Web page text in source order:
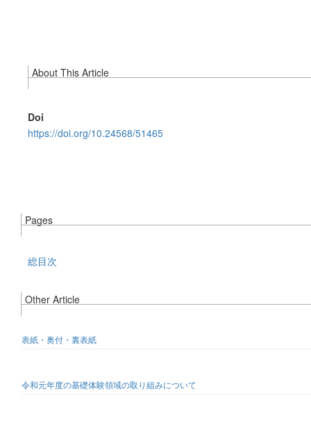
About This Article
Doi
https://doi.org/10.24568/51465
Pages
総目次
Other Article
表紙・奥付・裏表紙
令和元年度の基礎体験領域の取り組みについて